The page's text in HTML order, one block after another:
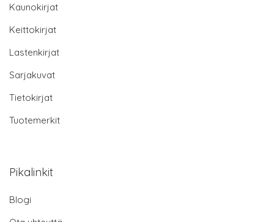
Kaunokirjat
Keittokirjat
Lastenkirjat
Sarjakuvat
Tietokirjat
Tuotemerkit
Pikalinkit
Blogi